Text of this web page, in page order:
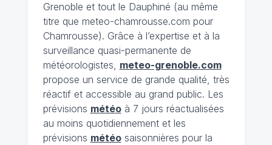
Grenoble et tout le Dauphiné (au même
titre que meteo-chamrousse.com pour
Chamrousse). Grâce à l’expertise et à la
surveillance quasi-permanente de
météorologistes, meteo-grenoble.com
propose un service de grande qualité, très
réactif et accessible au grand public. Les
prévisions météoà 7 jours réactualisées
au moins quotidiennement et les
prévisions météosaisonnières pour la